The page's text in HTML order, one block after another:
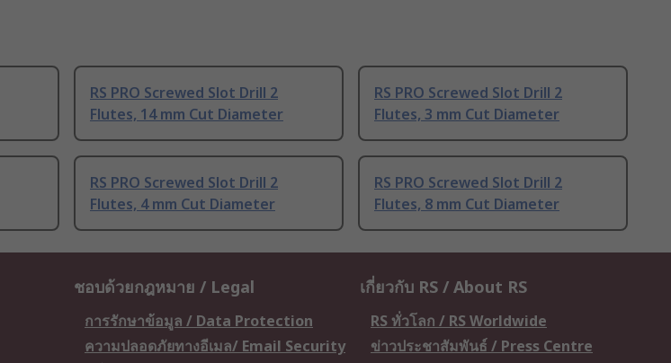
RS PRO Screwed Slot Drill 2
Flutes, 14 mm Cut Diameter
RS PRO Screwed Slot Drill 2
Flutes, 3 mm Cut Diameter
RS PRO Screwed Slot Drill 2
Flutes, 4 mm Cut Diameter
RS PRO Screwed Slot Drill 2
Flutes, 8 mm Cut Diameter
ชอบด้วยกฎหมาย / Legal
การรักษาข้อมูล / Data Protection
ความปลอดภัยทางอีเมล/ Email Security
เกี่ยวกับ RS / About RS
RS ทั่วโลก / RS Worldwide
ข่าวประชาสัมพันธ์ / Press Centre